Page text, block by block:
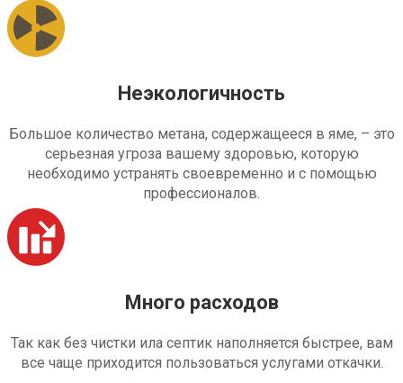
Неэкологичность
Большое количество метана, содержащееся в яме, – это
серьезная угроза вашему здоровью, которую
необходимо устранять своевременно и с помощью
профессионалов.
Много расходов
Так как без чистки ила септик наполняется быстрее, вам
все чаще приходится пользоваться услугами откачки.